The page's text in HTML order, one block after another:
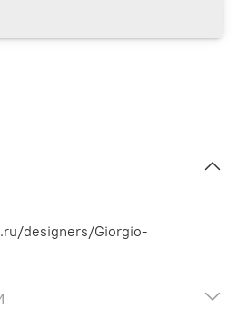
designers/Giorgio-